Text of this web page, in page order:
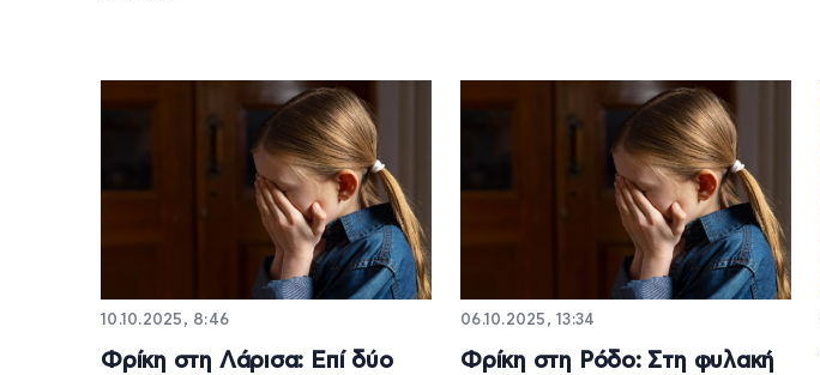
10.10.2025, 8:46
Φρίκη στη Λάρισα: Επί δύο
06.10.2025, 13:34
Φρίκη στη Ρόδο: Στη φυλακή